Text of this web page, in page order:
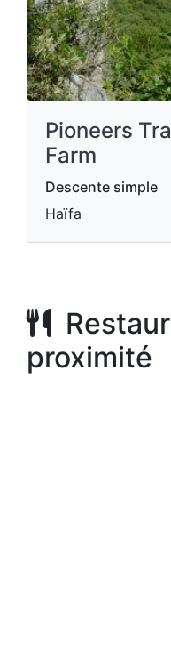
Pioneers
Farm
Descente simple
Haïfa
proximité